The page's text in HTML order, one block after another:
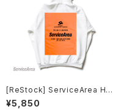
[ReStock] ServiceArea Ho
odie
¥5,850